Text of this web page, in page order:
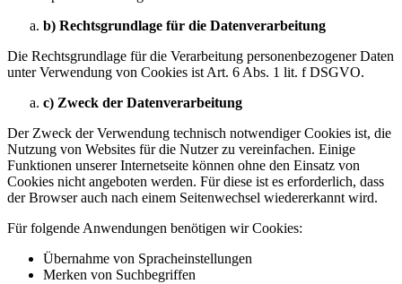
b) Rechtsgrundlage für die Datenverarbeitung
Die Rechtsgrundlage für die Verarbeitung personenbezogener Daten
unter Verwendung von Cookies ist Art. 6 Abs. 1 lit. f DSGVO.
c) Zweck der Datenverarbeitung
Der Zweck der Verwendung technisch notwendiger Cookies ist, die
Nutzung von Websites für die Nutzer zu vereinfachen. Einige
Funktionen unserer Internetseite können ohne den Einsatz von
Cookies nicht angeboten werden. Für diese ist es erforderlich, dass
der Browser auch nach einem Seitenwechsel wiedererkannt wird.
Für folgende Anwendungen benötigen wir Cookies:
Übernahme von Spracheinstellungen
Merken von Suchbegriffen